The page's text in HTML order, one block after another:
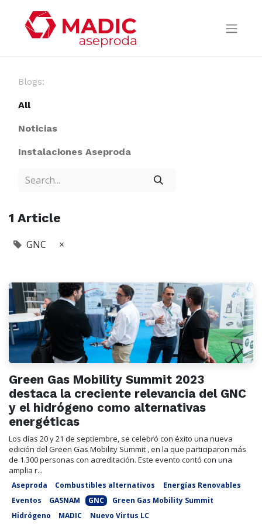
Blogs:
All
Noticias
Instalaciones Aseproda
1 Article
GNC ×
Green Gas Mobility Summit 2023
destaca la creciente relevancia del GNC
y el hidrógeno como alternativas
energéticas
Los días 20 y 21 de septiembre, se celebró con éxito una nueva
edición del Green Gas Mobility Summit , en la que participaron más
de 1.300 personas con acreditación. Este evento contó con una
amplia r...
Aseproda Combustibles alternativos
Energías Renovables
Eventos
GASNAM GNC
Green Gas Mobility Summit
Hidrógeno
MADIC Nuevo Virtus LC